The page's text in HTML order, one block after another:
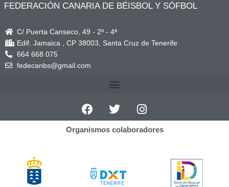
FEDERACIÓN CANARIA DE BÉISBOL Y SÓFBOL
C/ Puerta Canseco, 49 - 2º - 4ª
Edif. Jamaica , CP 38003, Santa Cruz de Tenerife
664 668 075
fedecanbs@gmail.com
Organismos colaboradores